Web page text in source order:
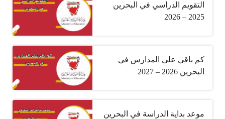
التقويم الدراسي في البحرين
2025 – 2026
كم باقي على المدارس في
البحرين 2026 – 2027
موعد بداية الدراسة في البحرين